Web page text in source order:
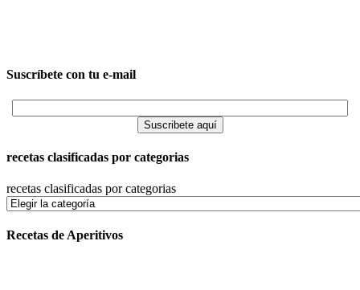
Suscríbete con tu e-mail
recetas clasificadas por categorias
recetas clasificadas por categorias
Recetas de Aperitivos